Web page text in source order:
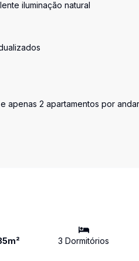
iluminação natural
apenas 2 apartamentos por andar
m² 3 Dormitórios